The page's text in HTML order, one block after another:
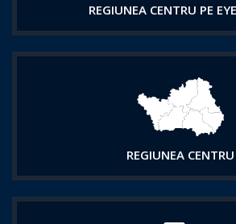
REGIUNEA CENTRU PE
REGIUNEA CENTRU